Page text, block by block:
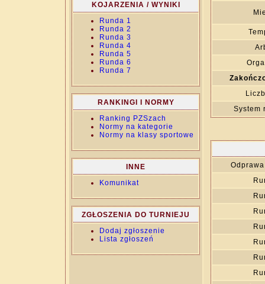
KOJARZENIA / WYNIKI
Runda 1
Runda 2
Runda 3
Runda 4
Runda 5
Runda 6
Runda 7
RANKINGI I NORMY
Ranking PZSzach
Normy na kategorie
Normy na klasy sportowe
INNE
Komunikat
ZGŁOSZENIA DO TURNIEJU
Dodaj zgłoszenie
Lista zgłoszeń
System